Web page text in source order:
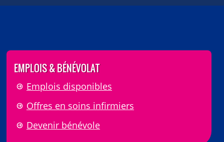
EMPLOIS & BÉNÉVOLAT
Emplois disponibles
Offres en soins infirmiers
Devenir bénévole